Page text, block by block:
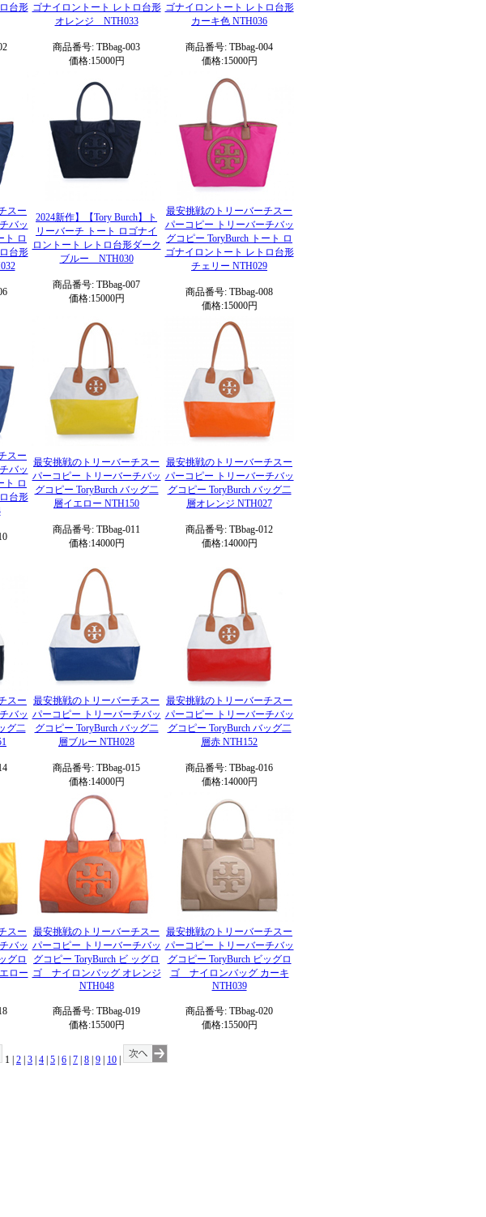
台形 ゴナイロントート レトロ台形
オレンジ NTH033
商品番号: TBbag-003
価格:15000円
ゴナイロントート レトロ台形
カーキ色 NTH036
商品番号: TBbag-004
価格:15000円
スー
バッ
ト ロ
台形
2024新作】【Tory Burch】ト
リーバーチ トート ロゴナイ
ロントート レトロ台形ダーク
ブルー NTH030
商品番号: TBbag-007
価格:15000円
最安挑戦のトリーバーチスー
パーコピー トリーバーチバッ
グコピー ToryBurch トート ロ
ゴナイロントート レトロ台形
チェリー NTH029
商品番号: TBbag-008
価格:15000円
スー
バッ
ト ロ
台形
最安挑戦のトリーバーチスー
パーコピー トリーバーチバッ
グコピー ToryBurch バッグ二
層イエロー NTH150
商品番号: TBbag-011
価格:14000円
最安挑戦のトリーバーチスー
パーコピー トリーバーチバッ
グコピー ToryBurch バッグ二
層オレンジ NTH027
商品番号: TBbag-012
価格:14000円
スー
バッ
グ二
最安挑戦のトリーバーチスー
パーコピー トリーバーチバッ
グコピー ToryBurch バッグ二
層ブルー NTH028
商品番号: TBbag-015
価格:14000円
最安挑戦のトリーバーチスー
パーコピー トリーバーチバッ
グコピー ToryBurch バッグ二
層赤 NTH152
商品番号: TBbag-016
価格:14000円
スー
バッ
グロ
ロー
最安挑戦のトリーバーチスー
パーコピー トリーバーチバッ
グコピー ToryBurch ビ ッグロ
ゴ ナイロンバッグ オレンジ
NTH048
商品番号: TBbag-019
価格:15500円
最安挑戦のトリーバーチスー
パーコピー トリーバーチバッ
グコピー ToryBurch ビッグロ
ゴ ナイロンバッグ カーキ
NTH039
商品番号: TBbag-020
価格:15500円
1 | 2 3 4 5 6 7 8 9 10